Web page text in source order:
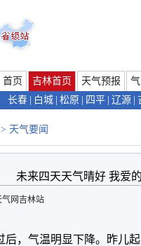
首页 吉林首页 天气预报
长春
白城 松原 四平 辽源
> 天气要闻
未来四天天气晴好 我爱
气网吉林站
后，气温明显下降。昨儿